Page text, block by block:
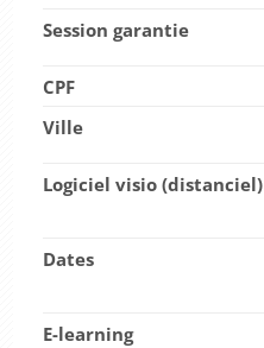
Session garantie
CPF
Ville
Logiciel visio (distanciel)
Dates
E-learning